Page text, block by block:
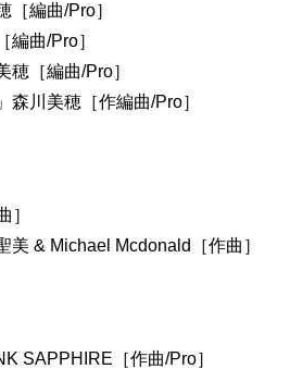
［編曲/Pro］
編曲/Pro］
穂［編曲/Pro］
森川美穂［作編曲/Pro］
］
美 & Michael Mcdonald［作曲］
SAPPHIRE［作曲/Pro］